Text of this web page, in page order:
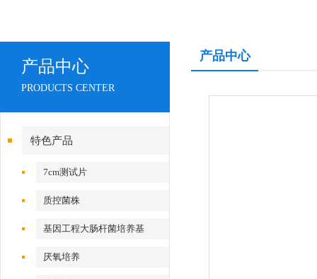
产品中心
PRODUCTS CENTER
特色产品
7cm测试片
质控菌株
基因工程大肠杆菌培养基
厌氧培养
产品中心